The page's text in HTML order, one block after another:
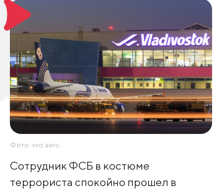
Фото: vvo.aero
Сотрудник ФСБ в костюме
террориста спокойно прошел в